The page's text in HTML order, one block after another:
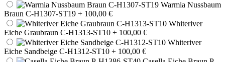
Warmia Nussbaum
Braun C-H1307-ST19 + 100,00 €
Whiteriver
Eiche Graubraun C-H1313-ST10 + 100,00 €
Whiteriver
Eiche Sandbeige C-H1312-ST10 + 100,00 €